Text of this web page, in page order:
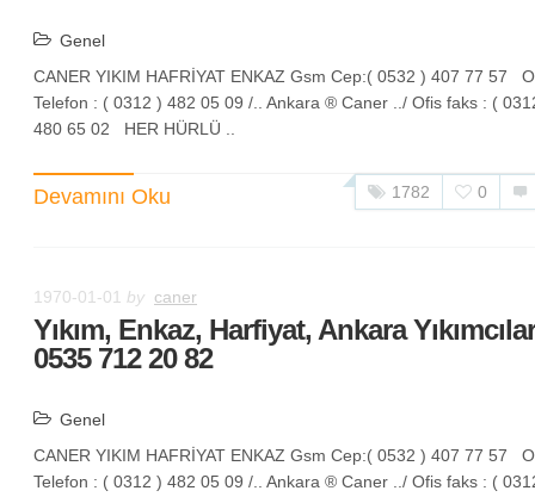
Genel
CANER YIKIM HAFRİYAT ENKAZ Gsm Cep:( 0532 ) 407 77 57
Telefon : ( 0312 ) 482 05 09 /.. Ankara ® Caner ../ Ofis faks : (
480 65 02 HER HÜRLÜ ..
Devamını Oku 1782 0
1970-01-01 by caner
Yıkım, Enkaz, Harfiyat, Ankara Yıkımcılar
0535 712 20 82
Genel
CANER YIKIM HAFRİYAT ENKAZ Gsm Cep:( 0532 ) 407 77 57
Telefon : ( 0312 ) 482 05 09 /.. Ankara ® Caner ../ Ofis faks : (